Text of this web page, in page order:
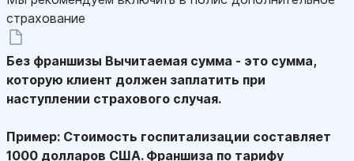
страхование
Без франшизы Вычитаемая сумма - это сумма,
которую клиент должен заплатить при
наступлении страхового случая.
Пример: Стоимость госпитализации составляет
1000 долларов США. Франшиза по тарифу